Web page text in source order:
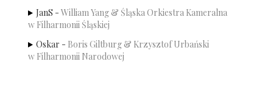
JanS - William Yang & Śląska Orkiestra Kameralna
w Filharmonii Śląskiej
Oskar - Boris Giltburg & Krzysztof Urbański
w Filharmonii Narodowej